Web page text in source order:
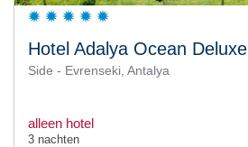
Hotel Adalya Ocean Deluxe
Side - Evrenseki, Antalya
alleen hotel
3 nachten